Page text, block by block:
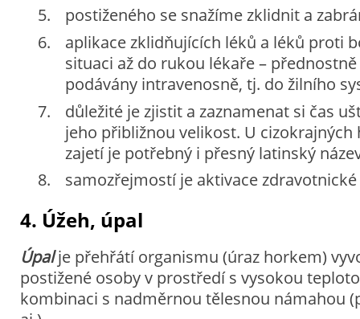
postiženého se snažíme zklidnit a
aplikace zklidňujících léků a léků proti
situaci až do rukou lékaře –
podávány intravenosně, tj. do žilního
důležité je zjistit a zaznamenat si čas
jeho přibližnou velikost. U cizokrajných
zajetí je potřebný i přesný latinský
samozřejmostí je aktivace
4. Úžeh, úpal
Úpalje přehřátí organismu (úraz horkem)
postižené osoby v prostředí s vysokou
kombinaci s nadměrnou tělesnou námahou